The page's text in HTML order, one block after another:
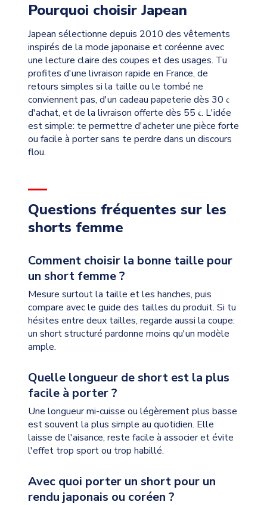
Pourquoi choisir Japean
Japean sélectionne depuis 2010 des vêtements
inspirés de la mode japonaise et coréenne avec
une lecture claire des coupes et des usages. Tu
profites d'une livraison rapide en France, de
retours simples si la taille ou le tombé ne
conviennent pas, d'un cadeau papeterie dès 30 €
d'achat, et de la livraison offerte dès 55 €. L'idée
est simple: te permettre d'acheter une pièce forte
ou facile à porter sans te perdre dans un discours
flou.
Questions fréquentes sur les
shorts femme
Comment choisir la bonne taille pour
un short femme ?
Mesure surtout la taille et les hanches, puis
compare avec le guide des tailles du produit. Si tu
hésites entre deux tailles, regarde aussi la coupe:
un short structuré pardonne moins qu'un modèle
ample.
Quelle longueur de short est la plus
facile à porter ?
Une longueur mi-cuisse ou légèrement plus basse
est souvent la plus simple au quotidien. Elle
laisse de l'aisance, reste facile à associer et évite
l'effet trop sport ou trop habillé.
Avec quoi porter un short pour un
rendu japonais ou coréen ?